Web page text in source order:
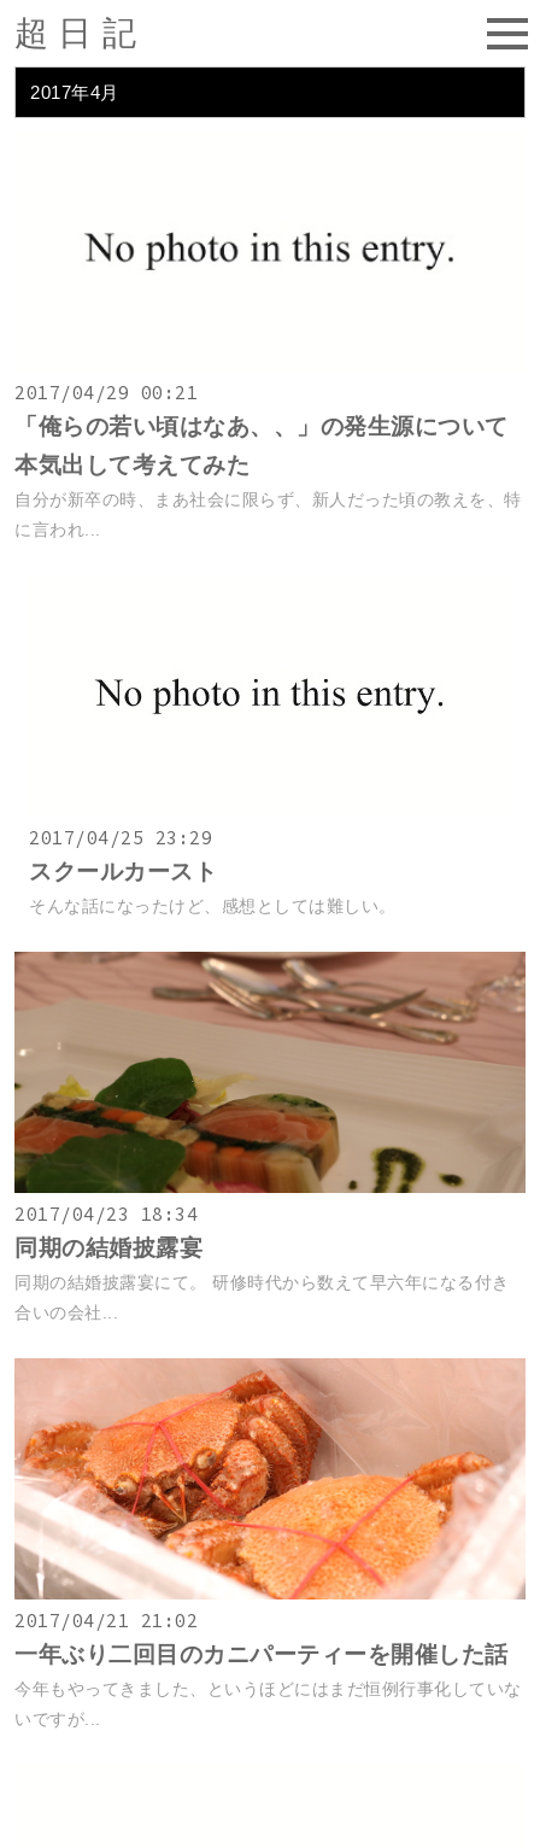
超日記
2017年4月
2017/04/29 00:21
「俺らの若い頃はなあ、、」の発生源について
本気出して考えてみた
自分が新卒の時、まあ社会に限らず、新人だった頃の教えを、特
に言われ...
2017/04/25 23:29
スクールカースト
そんな話になったけど、感想としては難しい。
2017/04/23 18:34
同期の結婚披露宴
同期の結婚披露宴にて。 研修時代から数えて早六年になる付き
合いの会社...
2017/04/21 21:02
一年ぶり二回目のカニパーティーを開催した話
今年もやってきました、というほどにはまだ恒例行事化していな
いですが...